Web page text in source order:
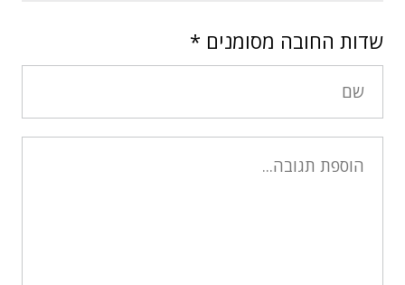
שדות החובה מסומנים *